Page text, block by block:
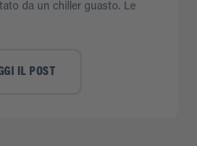
da un chiller guasto. Le
IL POST